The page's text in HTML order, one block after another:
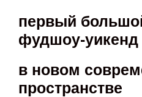
первый
фудшоу-уикенд
в новом
пространстве